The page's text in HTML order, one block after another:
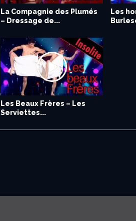
La Compagnie des Plumés
– Dressage de...
Les
Les Beaux Frères – Les
Serviettes...